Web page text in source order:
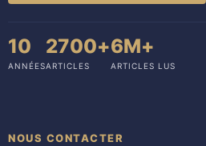
10
ANNÉES
2700+
ARTICLES
6M+
ARTICLES LUS
NOUS CONTACTER